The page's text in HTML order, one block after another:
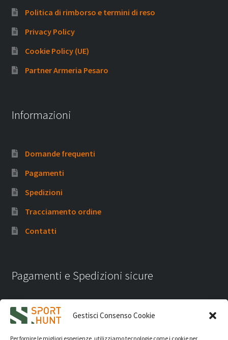
Gestisci Consenso Cookie
Per fornire le migliori esperienze, utilizziamo tecnologie come i cookie per
Politica di rimborso e termini di reso
Privacy Policy
Cookie Policy (UE)
Partner Armeria Pesaro
Informazioni
Domande frequenti
Pagamenti
Spedizioni
Tracciamento ordine
Contatti
Pagamenti e Spedizioni sicure